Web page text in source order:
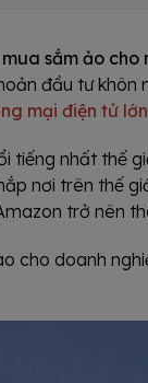
sắm ảo cho
đầu tư khôn
mại điện tử
nhất thế
nơi trên thế
trở nên
cho doanh